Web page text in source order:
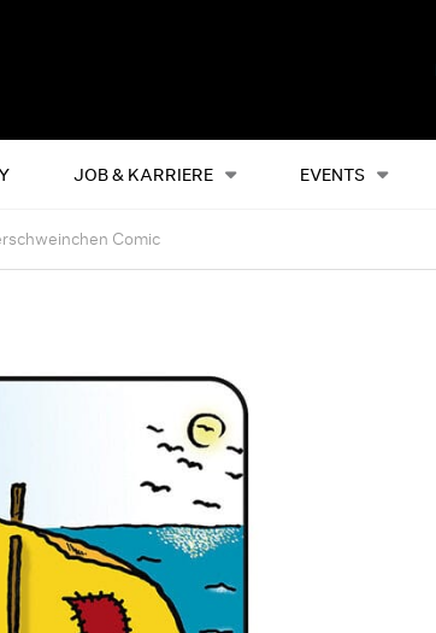
JOB & KARRIERE EVENTS
Alles Events
Comic